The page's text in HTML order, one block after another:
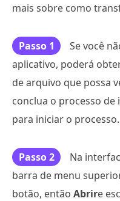
mais sobre como
Passo 1
Se você
aplicativo, poderá
de arquivo que possa
conclua o processo
para iniciar o processo.
Passo 2
Na
barra de menu
botão, então Abrire